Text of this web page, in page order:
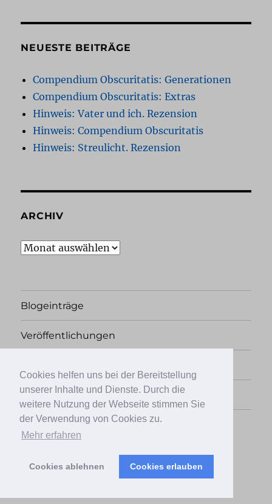
Cookies helfen uns bei der Bereitstellung
unserer Inhalte und Dienste. Durch die
weitere Nutzung der Webseite stimmen Sie
der Verwendung von Cookies zu.
Mehr erfahren
Cookies ablehnen Cookies erlauben
NEUESTE BEITRÄGE
Compendium Obscuritatis: Generationen
Compendium Obscuritatis: Extras
Hinweis: Vater und ich. Rezension
Hinweis: Compendium Obscuritatis
Hinweis: Streulicht. Rezension
ARCHIV
Archiv
Blogeinträge
Veröffentlichungen
Übersicht
FacebookTwitter
Papierkrieg, der Literaturblog
Stolz präsentiert von